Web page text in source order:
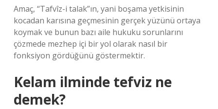
Amaç, “Tafvîz-i talak”ın, yani boşama yetkisinin
kocadan karısına geçmesinin gerçek yüzünü ortaya
koymak ve bunun bazı aile hukuku sorunlarını
çözmede mezhep içi bir yol olarak nasıl bir
fonksiyon gördüğünü göstermektir.
Kelam ilminde tefviz ne
demek?